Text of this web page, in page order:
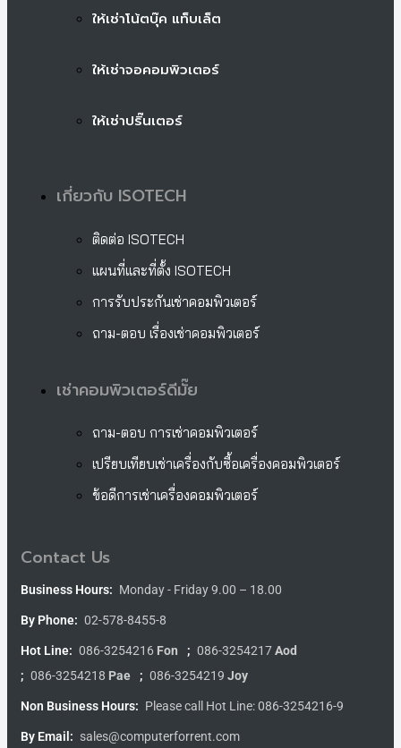
ให้เช่าโน้ตบุ๊ค แท็บเล็ต
ให้เช่าจอคอมพิวเตอร์
ให้เช่าปริ๊นเตอร์
เกี่ยวกับ ISOTECH
ติดต่อ ISOTECH
แผนที่และที่ตั้ง ISOTECH
การรับประกันเช่าคอมพิวเตอร์
ถาม-ตอบ เรื่องเช่าคอมพิวเตอร์
เช่าคอมพิวเตอร์ดีมั๊ย
ถาม-ตอบ การเช่าคอมพิวเตอร์
เปรียบเทียบเช่าเครื่องกับซื้อเครื่องคอมพิวเตอร์
ข้อดีการเช่าเครื่องคอมพิวเตอร์
Contact Us
Business Hours: Monday - Friday 9.00 – 18.00
By Phone: 02-578-8455-8
Hot Line: 086-3254216 Fon ; 086-3254217Aod
; 086-3254218 Pae ; 086-3254219 Joy
Non Business Hours: Please call Hot Line: 086-3254216-9
By Email: sales@computerforrent.com